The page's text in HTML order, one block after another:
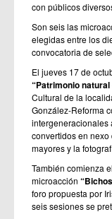
con públicos
Son seis las
elegidas entre los
convocatoria de
El jueves 17 de
“Patrimonio
Cultural de la
González-Reforma
intergeneracionales
convertidos en
mayores y la
También comienza
microacción
foro propuesta por
seis sesiones se